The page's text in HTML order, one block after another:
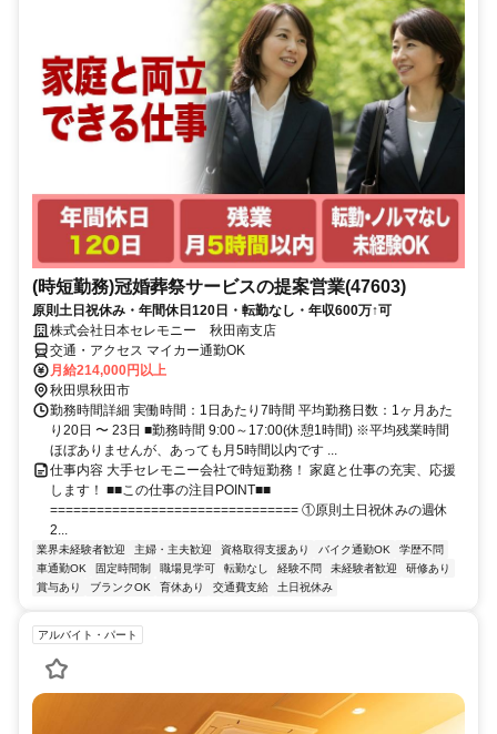
(時短勤務)冠婚葬祭サービスの提案営業(47603)
原則土日祝休み・年間休日120日・転勤なし・年収600万↑可
株式会社日本セレモニー 秋田南支店
交通・アクセス マイカー通勤OK
月給214,000円以上
秋田県秋田市
勤務時間詳細 実働時間：1日あたり7時間 平均勤務日数：1ヶ月あた
り20日 〜 23日 ■勤務時間 9:00～17:00(休憩1時間) ※平均残業時間
ほぼありませんが、あっても月5時間以内です ...
仕事内容 大手セレモニー会社で時短勤務！ 家庭と仕事の充実、応援
します！ ■■この仕事の注目POINT■■
================================ ①原則土日祝休みの週休
2...
業界未経験者歓迎 主婦・主夫歓迎 資格取得支援あり バイク通勤OK
学歴不問
車通勤OK
固定時間制 職場見学可 転勤なし 経験不問 未経験者歓迎
研修あり
賞与あり
ブランクOK 育休あり 交通費支給 土日祝休み
アルバイト・パート